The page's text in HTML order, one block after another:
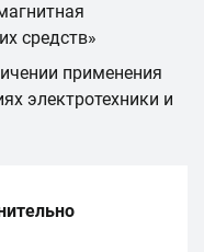
средств»
применения
электротехники и